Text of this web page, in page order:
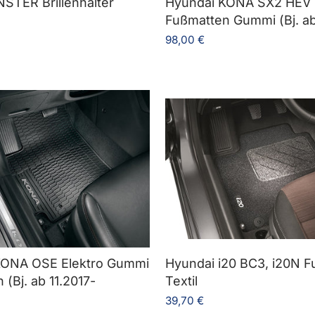
Fußmatten Gummi (Bj.
98,00 €
OSE Elektro Gummi
(Bj. ab 11.2017-
Hyundai i20 BC3, i20N
Textil
39,70 €